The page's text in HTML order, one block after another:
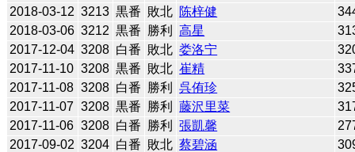
2018-03-12 3213 黒番 敗北 陈梓健
2018-03-06 3212 黒番 勝利 高星
2017-12-04 3208 白番 敗北 娄洛宁
2017-11-10 3208 黒番 敗北 崔精
2017-11-08 3208 白番 勝利 呉侑珍
2017-11-07 3208 黒番 勝利 藤沢里菜
2017-11-06 3208 白番 勝利 張凱馨
2017-09-02 3204 白番 敗北 蔡碧涵